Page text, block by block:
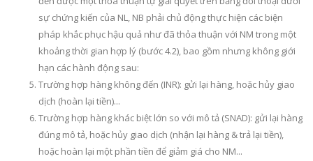
sự chứng kiến của NL, NB phải chủ động thực hiện các biện
pháp khắc phục hậu quả như đã thỏa thuận với NM trong một
khoảng thời gian hợp lý (bước 4.2), bao gồm nhưng không giới
hạn các hành động sau:
Trường hợp hàng không đến (INR): gửi lại hàng, hoặc hủy giao
dịch (hoàn lại tiền)...
Trường hợp hàng khác biệt lớn so với mô tả (SNAD): gửi lại hàng
đúng mô tả, hoặc hủy giao dịch (nhận lại hàng & trả lại tiền),
hoặc hoàn lại một phần tiền để giảm giá cho NM...